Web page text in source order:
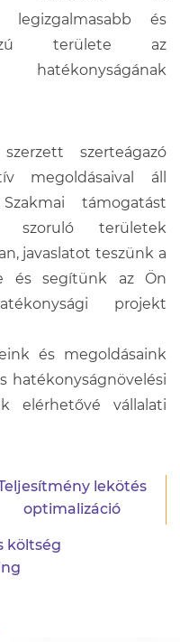
legizgalmasabb és
területe az
szerteágazó
megoldásaival áll
támogatást
szoruló területek
javaslatot teszünk a
és segítünk az Ön
projekt
és megoldásaink
hatékonyságnövelési
elérhetővé vállalati
lekötés
optimalizáció
költség